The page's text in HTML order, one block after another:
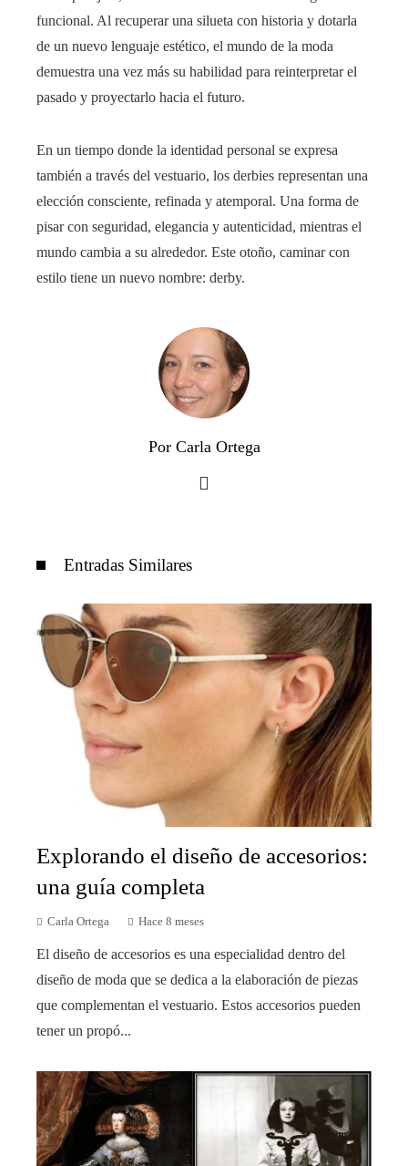
funcional. Al recuperar una silueta con historia y dotarla
de un nuevo lenguaje estético, el mundo de la moda
demuestra una vez más su habilidad para reinterpretar el
pasado y proyectarlo hacia el futuro.
En un tiempo donde la identidad personal se expresa
también a través del vestuario, los derbies representan una
elección consciente, refinada y atemporal. Una forma de
pisar con seguridad, elegancia y autenticidad, mientras el
mundo cambia a su alrededor. Este otoño, caminar con
estilo tiene un nuevo nombre: derby.
Por Carla Ortega
Entradas Similares
Explorando el diseño de accesorios:
una guía completa
Carla Ortega Hace 8 meses
El diseño de accesorios es una especialidad dentro del
diseño de moda que se dedica a la elaboración de piezas
que complementan el vestuario. Estos accesorios pueden
tener un propó...